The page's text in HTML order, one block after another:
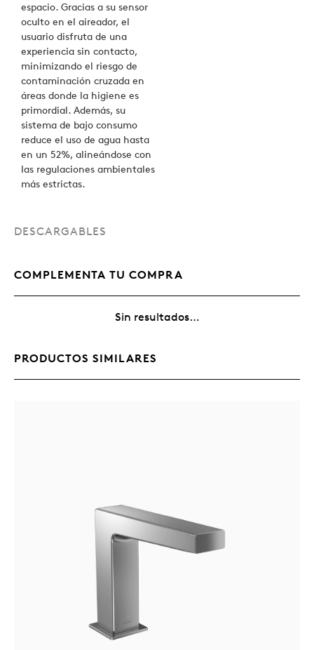
DESCARGABLES
espacio. Gracias a su sensor
oculto en el aireador, el
usuario disfruta de una
experiencia sin contacto,
minimizando el riesgo de
contaminación cruzada en
áreas donde la higiene es
primordial. Además, su
sistema de bajo consumo
reduce el uso de agua hasta
en un 52%, alineándose con
las regulaciones ambientales
más estrictas.
COMPLEMENTA TU COMPRA
Sin resultados…
PRODUCTOS SIMILARES